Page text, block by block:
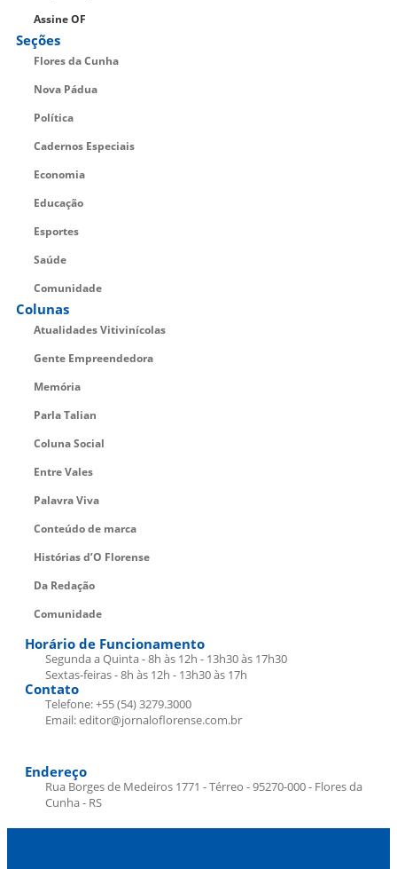
Assine OF
Seções
Flores da Cunha
Nova Pádua
Política
Cadernos Especiais
Economia
Educação
Esportes
Saúde
Comunidade
Colunas
Atualidades Vitivinícolas
Gente Empreendedora
Memória
Parla Talian
Coluna Social
Entre Vales
Palavra Viva
Conteúdo de marca
Histórias d’O Florense
Da Redação
Comunidade
Horário de Funcionamento
Segunda a Quinta - 8h às 12h - 13h30 às 17h30
Sextas-feiras - 8h às 12h - 13h30 às 17h
Contato
Telefone: +55 (54) 3279.3000
Email: editor@jornaloflorense.com.br
Endereço
Rua Borges de Medeiros 1771 - Térreo - 95270-000 - Flores da
Cunha - RS